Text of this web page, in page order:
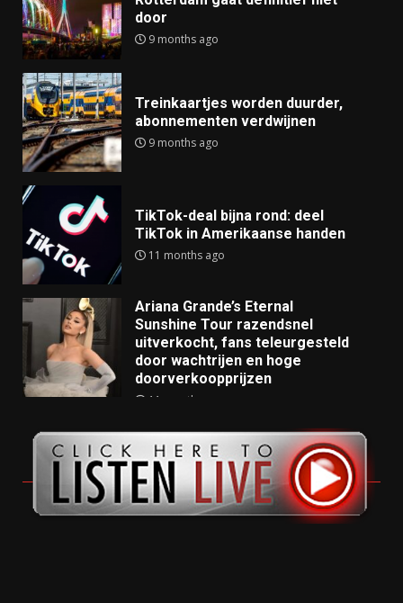
door
9 months ago
Treinkaartjes worden duurder,
abonnementen verdwijnen
9 months ago
TikTok-deal bijna rond: deel
TikTok in Amerikaanse handen
11 months ago
Ariana Grande’s Eternal
Sunshine Tour razendsnel
uitverkocht, fans teleurgesteld
door wachtrijen en hoge
doorverkoopprijzen
11 months ago